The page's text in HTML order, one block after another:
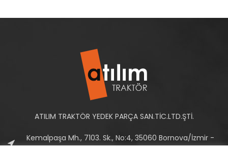
ATILIM TRAKTÖR YEDEK PARÇA SAN.TİC.LTD.ŞTİ.
Kemalpaşa Mh., 7103. Sk., No:4, 35060 Bornova/İzmir -